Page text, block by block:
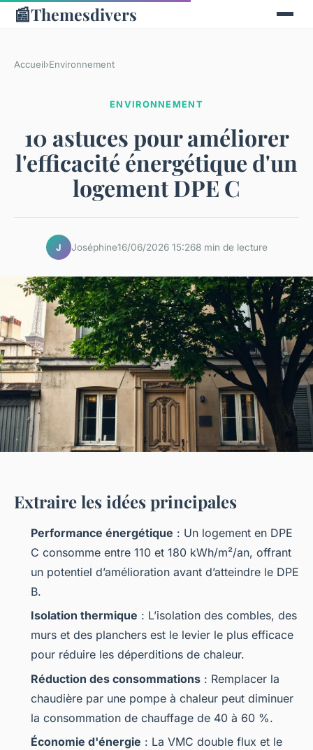
📰Themesdivers
Accueil›Environnement
ENVIRONNEMENT
10 astuces pour améliorer
l'efficacité énergétique d'un
logement DPE C
J Joséphine16/06/2026 15:268 min de lecture
Extraire les idées principales
Performance énergétique : Un logement en DPE
C consomme entre 110 et 180 kWh/m²/an, offrant
un potentiel d’amélioration avant d’atteindre le DPE
B.
Isolation thermique : L’isolation des combles, des
murs et des planchers est le levier le plus efficace
pour réduire les déperditions de chaleur.
Réduction des consommations : Remplacer la
chaudière par une pompe à chaleur peut diminuer
la consommation de chauffage de 40 à 60 %.
Économie d'énergie : La VMC double flux et le